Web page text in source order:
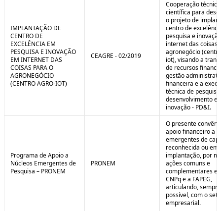
IMPLANTAÇÃO DE
CENTRO DE
EXCELÊNCIA EM
PESQUISA E INOVAÇÃO
EM INTERNET DAS
COISAS PARA O
AGRONEGÓCIO
(CENTRO AGRO-IOT)
CEAGRE - 02/2019
Cooperação
científica para
o projeto de
centro de
pesquisa e
internet das coisas
agronegócio
iot), visando a
de recursos
gestão
financeira e a
técnica de pesquisa,
desenvolvimento e
inovação - PD&I.
Programa de Apoio a
Núcleos Emergentes de
Pesquisa – PRONEM
PRONEM
O presente
apoio financeiro a
emergentes de
reconhecida ou em
implantação, por
ações comuns e
complementares
CNPq e a FAPEG,
articulando,
possível, com o
empresarial.